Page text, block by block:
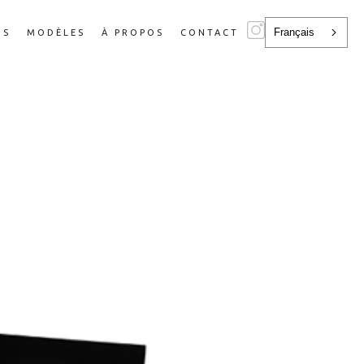
MODÈLES À PROPOS CONTACT Français